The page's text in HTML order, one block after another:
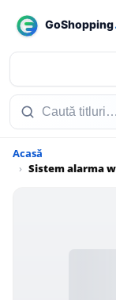
Acasă
Sistem alarma